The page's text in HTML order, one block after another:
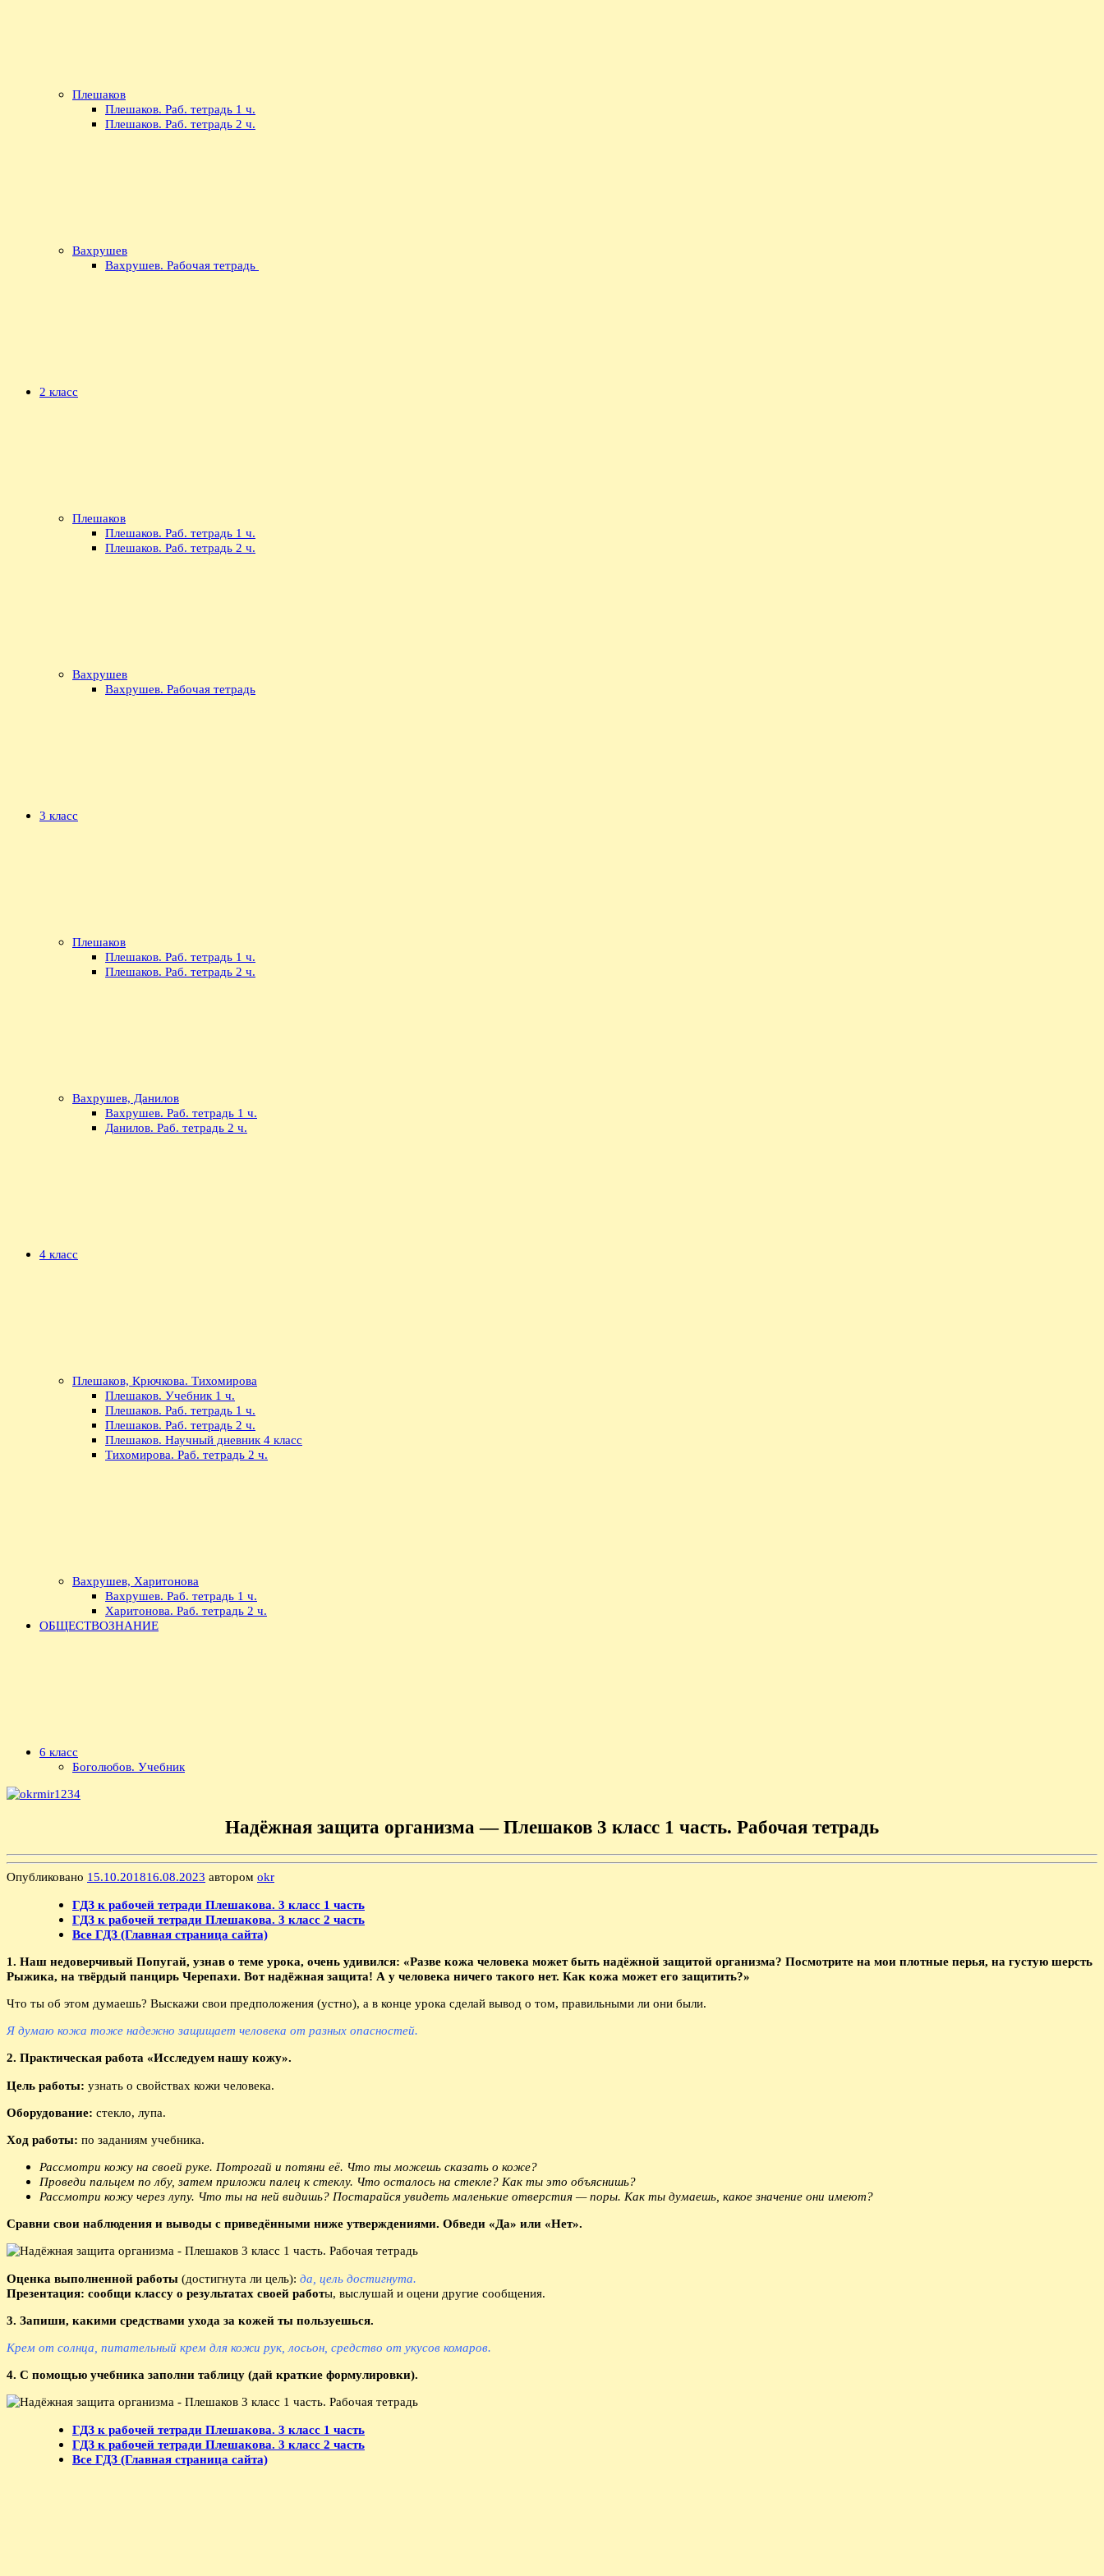
Плешаков
Плешаков. Раб. тетрадь 1 ч.
Плешаков. Раб. тетрадь 2 ч.
Вахрушев
Вахрушев. Рабочая тетрадь
2 класс
Плешаков
Плешаков. Раб. тетрадь 1 ч.
Плешаков. Раб. тетрадь 2 ч.
Вахрушев
Вахрушев. Рабочая тетрадь
3 класс
Плешаков
Плешаков. Раб. тетрадь 1 ч.
Плешаков. Раб. тетрадь 2 ч.
Вахрушев, Данилов
Вахрушев. Раб. тетрадь 1 ч.
Данилов. Раб. тетрадь 2 ч.
4 класс
Плешаков, Крючкова. Тихомирова
Плешаков. Учебник 1 ч.
Плешаков. Раб. тетрадь 1 ч.
Плешаков. Раб. тетрадь 2 ч.
Плешаков. Научный дневник 4 класс
Тихомирова. Раб. тетрадь 2 ч.
Вахрушев, Харитонова
Вахрушев. Раб. тетрадь 1 ч.
Харитонова. Раб. тетрадь 2 ч.
ОБЩЕСТВОЗНАНИЕ
6 класс
Боголюбов. Учебник
Надёжная защита организма — Плешаков 3 класс 1 часть. Рабочая тетрадь
Опубликовано 15.10.201816.08.2023 автором okr
ГДЗ к рабочей тетради Плешакова. 3 класс 1 часть
ГДЗ к рабочей тетради Плешакова. 3 класс 2 часть
Все ГДЗ (Главная страница сайта)
1. Наш недоверчивый Попугай, узнав о теме урока, очень удивился: «Разве кожа человека может быть надёжной защитой организма? Посмотрите на мои плотные перья, на густую шерсть
Рыжика, на твёрдый панцирь Черепахи. Вот надёжная защита! А у человека ничего такого нет. Как кожа может его защитить?»
Что ты об этом думаешь? Выскажи свои предположения (устно), а в конце урока сделай вывод о том, правильными ли они были.
Я думаю кожа тоже надежно защищает человека от разных опасностей.
2. Практическая работа «Исследуем нашу кожу».
Цель работы: узнать о свойствах кожи человека.
Оборудование: стекло, лупа.
Ход работы: по заданиям учебника.
Рассмотри кожу на своей руке. Потрогай и потяни её. Что ты можешь сказать о коже?
Проведи пальцем по лбу, затем приложи палец к стеклу. Что осталось на стекле? Как ты это объяснишь?
Рассмотри кожу через лупу. Что ты на ней видишь? Постарайся увидеть маленькие отверстия — поры. Как ты думаешь, какое значение они имеют?
Сравни свои наблюдения и выводы с приведёнными ниже утверждениями. Обведи «Да» или «Нет».
Оценка выполненной работы (достигнута ли цель): да, цель достигнута.
Презентация: сообщи классу о результатах своей работы, выслушай и оцени другие сообщения.
3. Запиши, какими средствами ухода за кожей ты пользуешься.
Крем от солнца, питательный крем для кожи рук, лосьон, средство от укусов комаров.
4. С помощью учебника заполни таблицу (дай краткие формулировки).
ГДЗ к рабочей тетради Плешакова. 3 класс 1 часть
ГДЗ к рабочей тетради Плешакова. 3 класс 2 часть
Все ГДЗ (Главная страница сайта)